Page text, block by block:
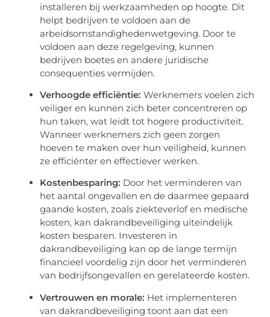
installeren bij werkzaamheden op hoogte. Dit
helpt bedrijven te voldoen aan de
arbeidsomstandighedenwetgeving. Door te
voldoen aan deze regelgeving, kunnen
bedrijven boetes en andere juridische
consequenties vermijden.
Verhoogde efficiëntie: Werknemers voelen zich
veiliger en kunnen zich beter concentreren op
hun taken, wat leidt tot hogere productiviteit.
Wanneer werknemers zich geen zorgen
hoeven te maken over hun veiligheid, kunnen
ze efficiënter en effectiever werken.
Kostenbesparing: Door het verminderen van
het aantal ongevallen en de daarmee gepaard
gaande kosten, zoals ziekteverlof en medische
kosten, kan dakrandbeveiliging uiteindelijk
kosten besparen. Investeren in
dakrandbeveiliging kan op de lange termijn
financieel voordelig zijn door het verminderen
van bedrijfsongevallen en gerelateerde kosten.
Vertrouwen en morale: Het implementeren
van dakrandbeveiliging toont aan dat een